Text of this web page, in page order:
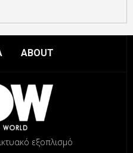
ABOUT
εξοπλισμό